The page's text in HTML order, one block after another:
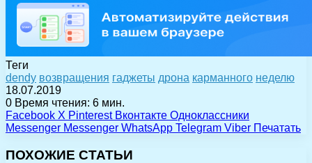
Теги
dendy возвращения гаджеты дрона карманного неделю
18.07.2019
0 Время чтения: 6 мин.
Facebook X Pinterest Вконтакте Одноклассники
Messenger Messenger WhatsApp Telegram Viber Печатать
ПОХОЖИЕ СТАТЬИ